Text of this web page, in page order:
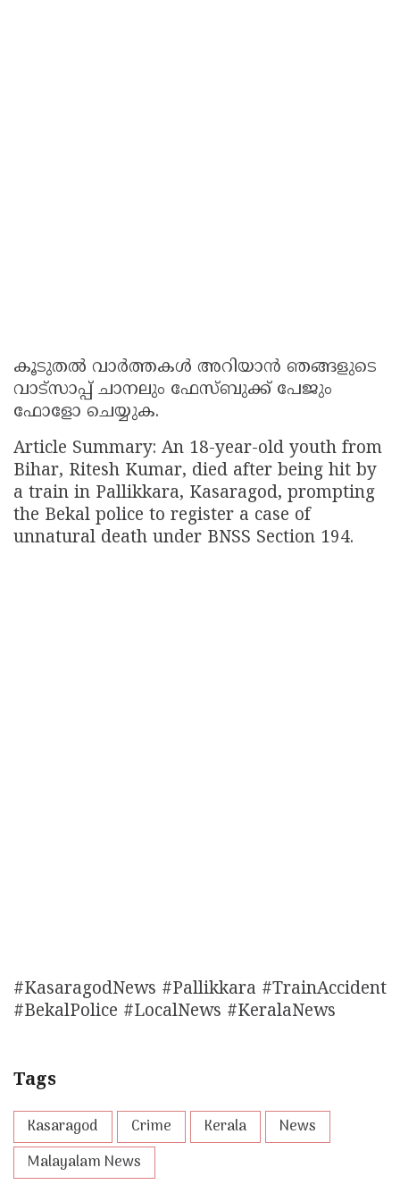
കൂടുതൽ വാർത്തകൾ അറിയാൻ ഞങ്ങളുടെ
വാട്സാപ്പ് ചാനലും ഫേസ്ബുക്ക് പേജും
ഫോളോ ചെയ്യുക.
Article Summary: An 18-year-old youth from
Bihar, Ritesh Kumar, died after being hit by
a train in Pallikkara, Kasaragod, prompting
the Bekal police to register a case of
unnatural death under BNSS Section 194.
#KasaragodNews #Pallikkara #TrainAccident
#BekalPolice #LocalNews #KeralaNews
Tags
Kasaragod Crime Kerala
News
Malayalam News